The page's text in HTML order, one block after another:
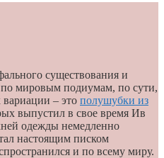
существования и
мировым подиумам, по сути,
вариации – это полушубки из
выпустил в свое время Ив
одежды немедленно
настоящим писком
и по всему миру.